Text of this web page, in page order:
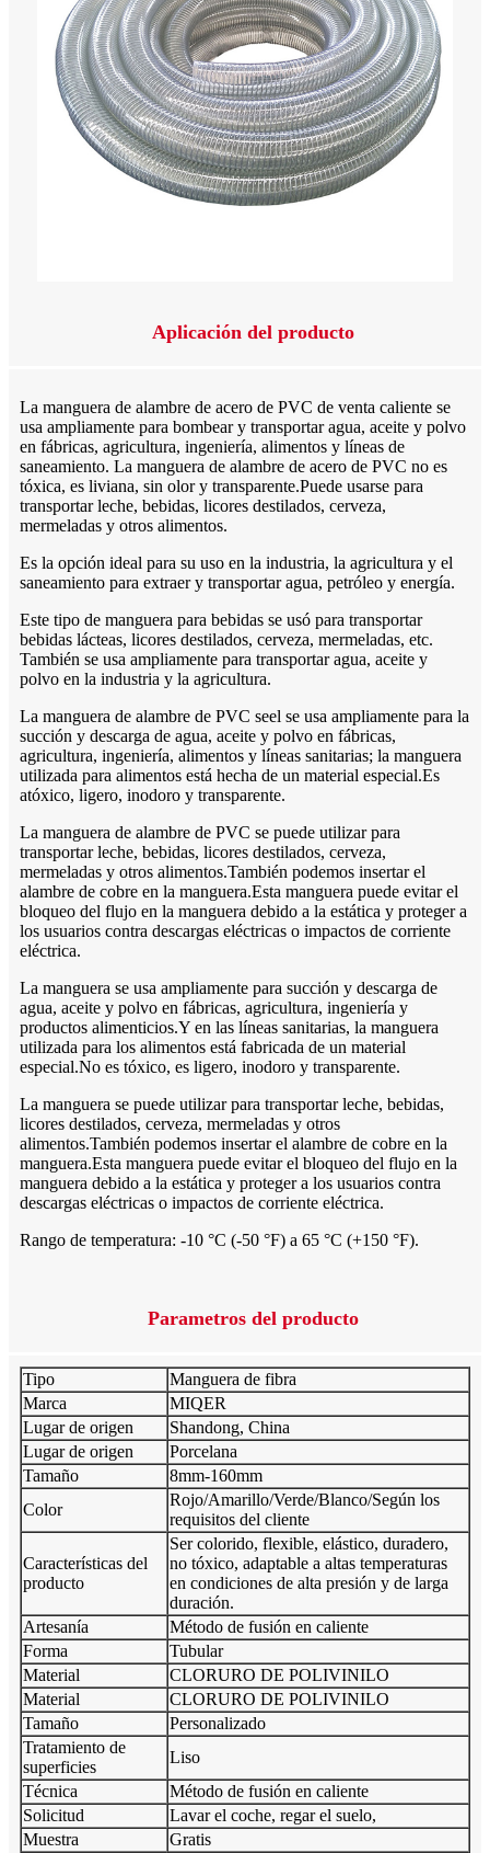
Aplicación del producto
La manguera de alambre de acero de PVC de venta caliente se
usa ampliamente para bombear y transportar agua, aceite y polvo
en fábricas, agricultura, ingeniería, alimentos y líneas de
saneamiento. La manguera de alambre de acero de PVC no es
tóxica, es liviana, sin olor y transparente.Puede usarse para
transportar leche, bebidas, licores destilados, cerveza,
mermeladas y otros alimentos.
Es la opción ideal para su uso en la industria, la agricultura y el
saneamiento para extraer y transportar agua, petróleo y energía.
Este tipo de manguera para bebidas se usó para transportar
bebidas lácteas, licores destilados, cerveza, mermeladas, etc.
También se usa ampliamente para transportar agua, aceite y
polvo en la industria y la agricultura.
La manguera de alambre de PVC seel se usa ampliamente para la
succión y descarga de agua, aceite y polvo en fábricas,
agricultura, ingeniería, alimentos y líneas sanitarias; la manguera
utilizada para alimentos está hecha de un material especial.Es
atóxico, ligero, inodoro y transparente.
La manguera de alambre de PVC se puede utilizar para
transportar leche, bebidas, licores destilados, cerveza,
mermeladas y otros alimentos.También podemos insertar el
alambre de cobre en la manguera.Esta manguera puede evitar el
bloqueo del flujo en la manguera debido a la estática y proteger a
los usuarios contra descargas eléctricas o impactos de corriente
eléctrica.
La manguera se usa ampliamente para succión y descarga de
agua, aceite y polvo en fábricas, agricultura, ingeniería y
productos alimenticios.Y en las líneas sanitarias, la manguera
utilizada para los alimentos está fabricada de un material
especial.No es tóxico, es ligero, inodoro y transparente.
La manguera se puede utilizar para transportar leche, bebidas,
licores destilados, cerveza, mermeladas y otros
alimentos.También podemos insertar el alambre de cobre en la
manguera.Esta manguera puede evitar el bloqueo del flujo en la
manguera debido a la estática y proteger a los usuarios contra
descargas eléctricas o impactos de corriente eléctrica.
Rango de temperatura: -10 °C (-50 °F) a 65 °C (+150 °F).
Parametros del producto
Tipo
Manguera de fibra
Marca
MIQER
Lugar de origen
Shandong, China
Lugar de origen
Porcelana
Tamaño
8mm-160mm
Color
Rojo/Amarillo/Verde/Blanco/Según los
requisitos del cliente
Características del
producto
Ser colorido, flexible, elástico, duradero,
no tóxico, adaptable a altas temperaturas
en condiciones de alta presión y de larga
duración.
Artesanía
Método de fusión en caliente
Forma
Tubular
Material
CLORURO DE POLIVINILO
Material
CLORURO DE POLIVINILO
Tamaño
Personalizado
Tratamiento de
superficies
Liso
Técnica
Método de fusión en caliente
Solicitud
Lavar el coche, regar el suelo,
Muestra
Gratis